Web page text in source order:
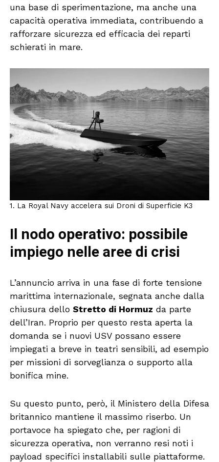
una base di sperimentazione, ma anche una
capacità operativa immediata, contribuendo a
rafforzare sicurezza ed efficacia dei reparti
schierati in mare.
1. La Royal Navy accelera sui Droni di Superficie K3
Il nodo operativo: possibile
impiego nelle aree di crisi
L’annuncio arriva in una fase di forte tensione
marittima internazionale, segnata anche dalla
chiusura dello Stretto di Hormuz da parte
dell’Iran. Proprio per questo resta aperta la
domanda se i nuovi USV possano essere
impiegati a breve in teatri sensibili, ad esempio
per missioni di sorveglianza o supporto alla
bonifica mine.
Su questo punto, però, il Ministero della Difesa
britannico mantiene il massimo riserbo. Un
portavoce ha spiegato che, per ragioni di
sicurezza operativa, non verranno resi noti i
payload specifici installabili sulle piattaforme.